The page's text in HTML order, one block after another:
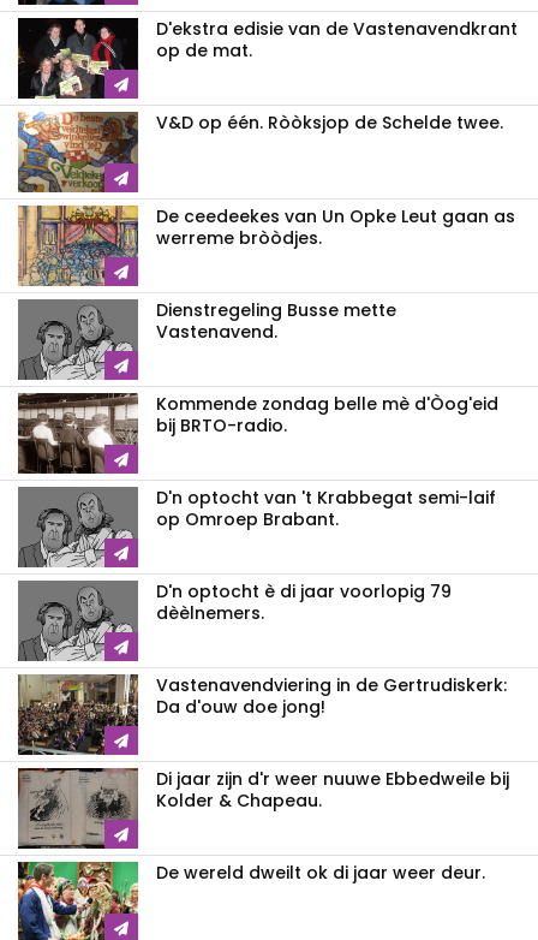
D'ekstra edisie van de Vastenavendkrant
op de mat.
V&D op één. Ròòksjop de Schelde twee.
De ceedeekes van Un Opke Leut gaan as
werreme bròòdjes.
Dienstregeling Busse mette
Vastenavend.
Kommende zondag belle mè d'Òog'eid
bij BRTO-radio.
D'n optocht van 't Krabbegat semi-laif
op Omroep Brabant.
D'n optocht è di jaar voorlopig 79
dèèlnemers.
Vastenavendviering in de Gertrudiskerk:
Da d'ouw doe jong!
Di jaar zijn d'r weer nuuwe Ebbedweile bij
Kolder & Chapeau.
De wereld dweilt ok di jaar weer deur.